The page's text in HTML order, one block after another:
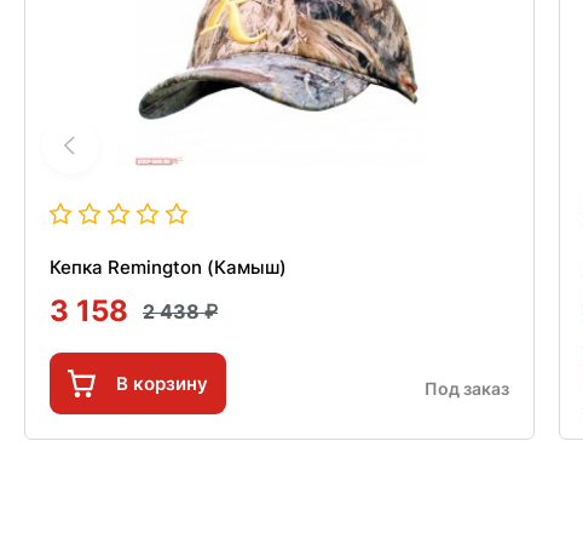
Кепка Remington (Камыш)
3 158 2 438
В корзину Под заказ